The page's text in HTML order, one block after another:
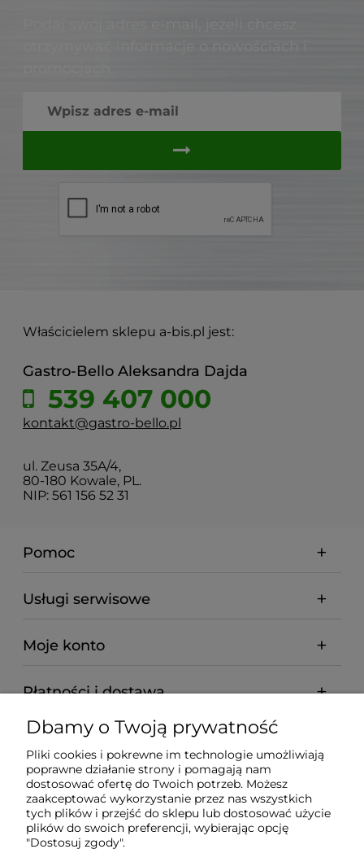
Właścicielem sklepu a-bis.pl jest:
Gastro-Bello Aleksandra Dajda
539 407 000
kontakt@gastro-bello.pl
ul. Zeusa 35A/4,
80-180 Kowale, PL.
NIP: 561 156 52 31
Pomoc
Usługi serwisowe
Moje konto
Płatności i dostawa
Informacje
O nas
Wyposażenie Gastronomii - Projekty Technologiczne -
Dbamy o Twoją prywatność
Pliki cookies i pokrewne im technologie umożliwiają
poprawne działanie strony i pomagają nam
dostosować ofertę do Twoich potrzeb. Możesz
zaakceptować wykorzystanie przez nas wszystkich
tych plików i przejść do sklepu lub dostosować użycie
plików do swoich preferencji, wybierając opcję
"Dostosuj zgody".